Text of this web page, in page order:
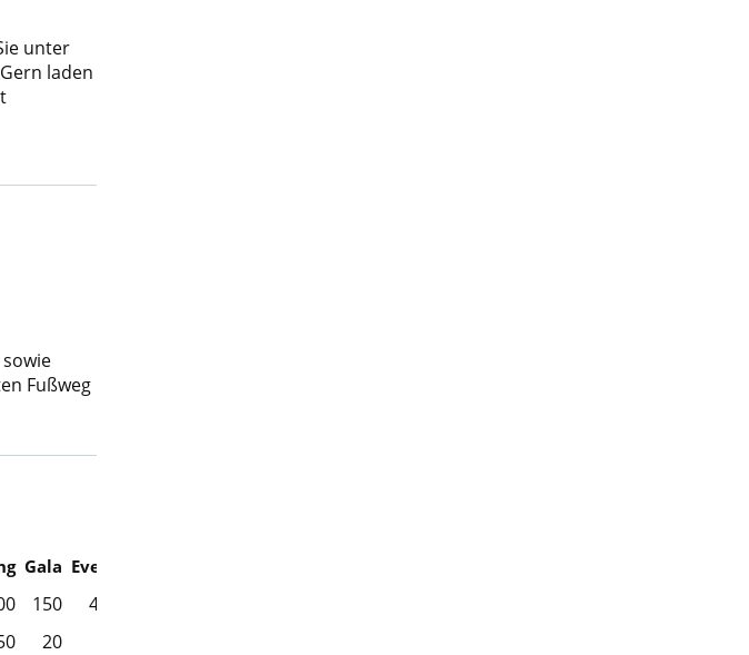
unter
laden
Fußweg
Gala Event
150
400
20